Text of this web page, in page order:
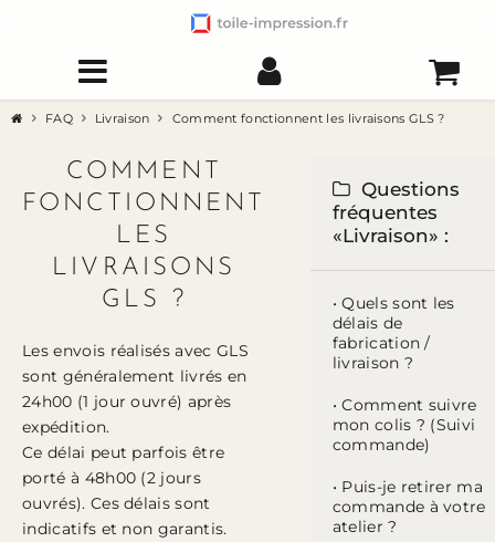
FAQ Livraison Comment fonctionnent les livraisons GLS ?
COMMENT
FONCTIONNENT
LES
LIVRAISONS
GLS ?
Les envois réalisés avec GLS
sont généralement livrés en
24h00 (1 jour ouvré) après
expédition.
Ce délai peut parfois être
porté à 48h00 (2 jours
ouvrés). Ces délais sont
indicatifs et non garantis.
Questions
fréquentes
«Livraison» :
• Quels sont les
délais de
fabrication /
livraison ?
• Comment suivre
mon colis ? (Suivi
commande)
• Puis-je retirer ma
commande à votre
atelier ?